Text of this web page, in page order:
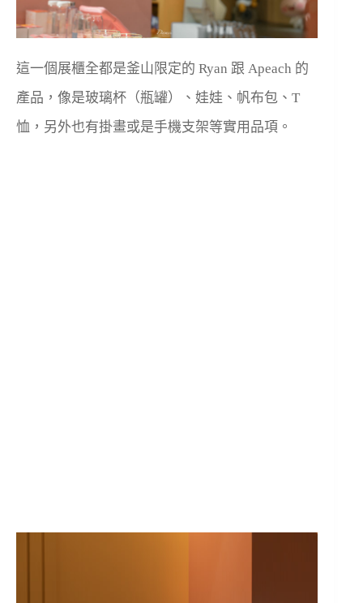
這一個展櫃全都是釜山限定的 Ryan 跟 Apeach 的
產品，像是玻璃杯（瓶罐）、娃娃、帆布包、T
恤，另外也有掛畫或是手機支架等實用品項。